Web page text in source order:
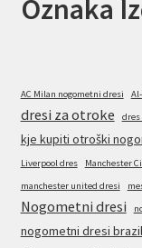
Oznaka
AC Milan nogometni dresi
dresi za otroke dres
kje kupiti otroški
Liverpool dres
Manchester
manchester united dresi
Nogometni dresi
nogometni dresi